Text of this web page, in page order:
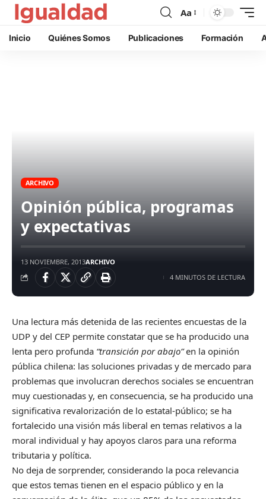
Aa
Inicio Quiénes Somos Publicaciones Formación
ARCHIVO
Opinión pública, programas
y expectativas
13 NOVIEMBRE, 2013ARCHIVO
4 MINUTOS DE LECTURA
Una lectura más detenida de las recientes encuestas de la
UDP y del CEP permite constatar que se ha producido una
lenta pero profunda “transición por abajo”en la opinión
pública chilena: las soluciones privadas y de mercado para
problemas que involucran derechos sociales se encuentran
muy cuestionadas y, en consecuencia, se ha producido una
significativa revalorización de lo estatal-público; se ha
fortalecido una visión más liberal en temas relativos a la
moral individual y hay apoyos claros para una reforma
tributaria y política.
No deja de sorprender, considerando la poca relevancia
que estos temas tienen en el espacio público y en la